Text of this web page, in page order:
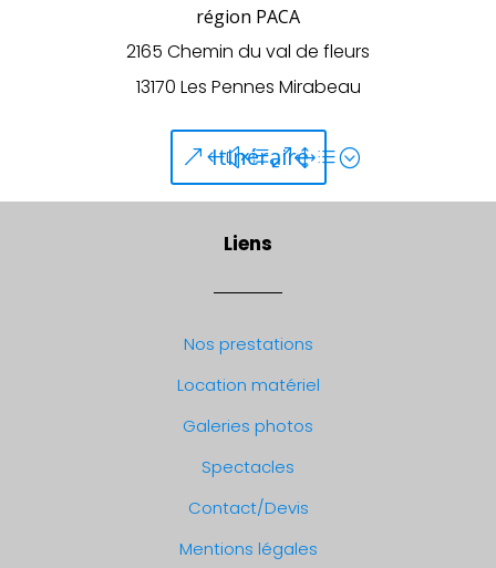
région PACA
2165 Chemin du val de fleurs
13170 Les Pennes Mirabeau
Itinéraire
Liens
Nos prestations
Location matériel
Galeries photos
Spectacles
Contact/Devis
Mentions légales